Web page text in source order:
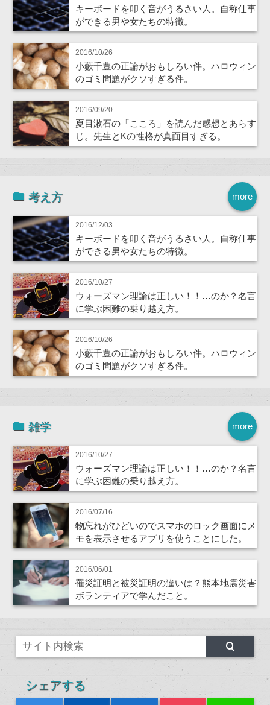
キーボードを叩く音がうるさい人。自称仕事
ができる男や女たちの特徴。
2016/10/26
小藪千豊の正論がおもしろい件。ハロウィン
のゴミ問題がクソすぎる件。
2016/09/20
夏目漱石の「こころ」を読んだ感想とあらす
じ。先生とKの性格が真面目すぎる。
more
考え方
2016/12/03
キーボードを叩く音がうるさい人。自称仕事
ができる男や女たちの特徴。
2016/10/27
ウォーズマン理論は正しい！！…のか？名言
に学ぶ困難の乗り越え方。
2016/10/26
小藪千豊の正論がおもしろい件。ハロウィン
のゴミ問題がクソすぎる件。
more
雑学
2016/10/27
ウォーズマン理論は正しい！！…のか？名言
に学ぶ困難の乗り越え方。
2016/07/16
物忘れがひどいのでスマホのロック画面にメ
モを表示させるアプリを使うことにした。
2016/06/01
罹災証明と被災証明の違いは？熊本地震災害
ボランティアで学んだこと。
シェアする